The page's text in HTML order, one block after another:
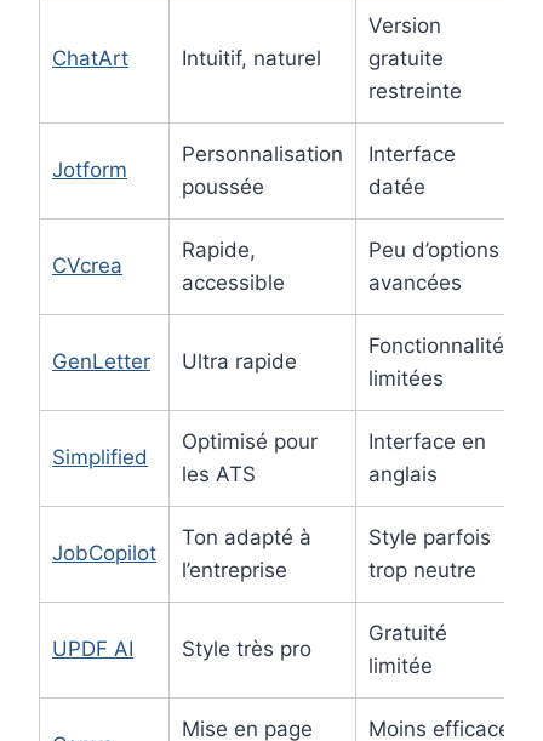
ChatArt Intuitif, naturel
Version
gratuite
restreinte
Jotform
Personnalisation
poussée
Interface
datée
CVcrea
Rapide,
accessible
Peu d’options
avancées
GenLetter Ultra rapide
Fonctionnalités
limitées
Simplified
Optimisé pour
les ATS
Interface en
anglais
JobCopilot
Ton adapté à
l’entreprise
Style parfois
trop neutre
UPDF AI Style très pro
Gratuité
limitée
Mise en page
Moins efficace